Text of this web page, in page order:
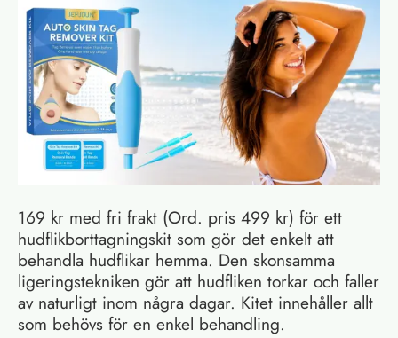
169 kr med fri frakt (Ord. pris 499 kr) för ett
hudflikborttagningskit som gör det enkelt att
behandla hudflikar hemma. Den skonsamma
ligeringstekniken gör att hudfliken torkar och faller
av naturligt inom några dagar. Kitet innehåller allt
som behövs för en enkel behandling.